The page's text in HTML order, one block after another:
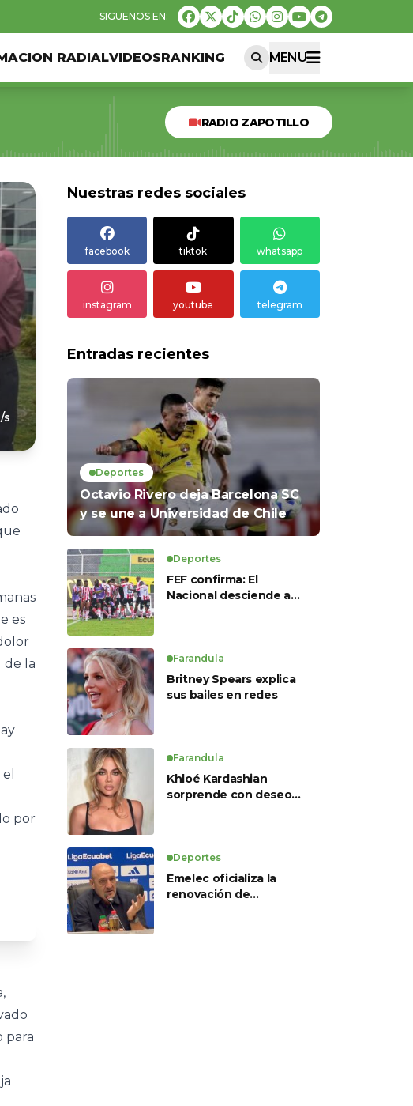
RADIALVIDEOSRANKING MENU
RADIO ZAPOTILLO
s
es
de la
por
para
Nuestras redes sociales
facebook tiktok whatsapp
instagram youtube telegram
Entradas recientes
Deportes
Octavio Rivero deja Barcelona SC
y se une a Universidad de Chile
Deportes
FEF confirma: El
Nacional desciende a
ascienden para LigaPro
2026
Farandula
Britney Spears explica
sus bailes en redes
Farandula
Khloé Kardashian
sorprende con deseo
Deportes
Emelec oficializa la
renovación de